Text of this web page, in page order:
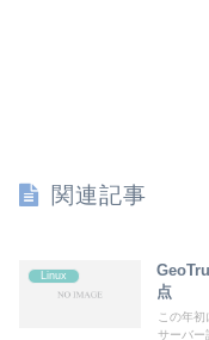
関連記事
Linux
点
この年
サーバー